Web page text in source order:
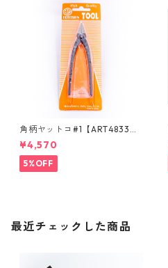
角柄ヤットコ#1【ART4833
0】
¥4,570
5%OFF
最近チェックした商品